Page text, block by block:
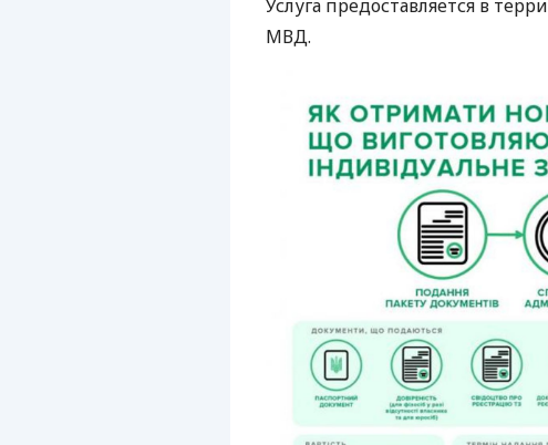
Услуга предоставляется в
МВД.